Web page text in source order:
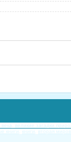
великие загадки
книги, книги, вторая